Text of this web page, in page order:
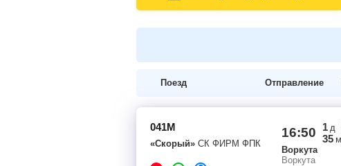
Поезд Отправление
041М
«Скорый» СК ФИРМ ФПК
16:50 1д
35
Воркута
Воркута